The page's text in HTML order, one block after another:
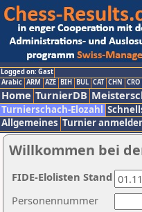
Logged on: Gast
Arabic ARM AZE BIH BUL CAT CHN CRO
Home TurnierDB
Turnierschach-Elozahl
Allgemeines Turnier
Willkommen bei
Personennummer
FIDE-Elolisten Stand